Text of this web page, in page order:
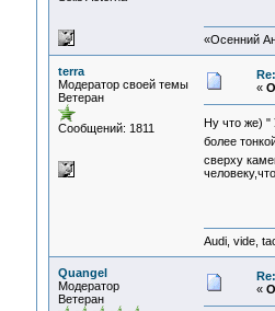
«Осенний
terra
Модератор своей темы
Ветеран
Сообщений: 1811
«
Ну что же) "
более
сверху
Audi, vide,
Quangel
Модератор
Ветеран
«